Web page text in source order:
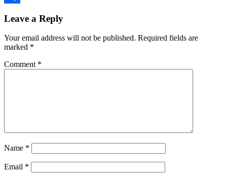
Leave a Reply
Your email address will not be published. Required fields are
marked *
Comment *
Name *
Email *